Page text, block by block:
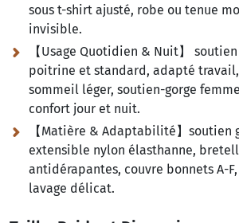
sous t-shirt ajusté, robe ou tenue
invisible.
【Usage Quotidien & Nuit】
poitrine et standard, adapté
sommeil léger, soutien-gorge
confort jour et nuit.
【Matière & Adaptabilité】soutien
extensible nylon élasthanne,
antidérapantes, couvre bonnets A-
lavage délicat.